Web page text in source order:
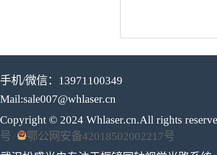
手机/微信：13971100349
Mail:sale007@whlaser.cn
Copyright © 2024 Whlaser.cn.All rights
号
鄂公网安备42018502002217号